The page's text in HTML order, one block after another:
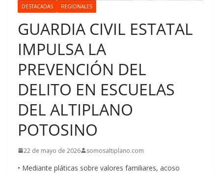
DESTACADAS REGIONALES
GUARDIA CIVIL ESTATAL
IMPULSA LA
PREVENCIÓN DEL
DELITO EN ESCUELAS
DEL ALTIPLANO
POTOSINO
22 de mayo de 2026 somosaltiplano.com
•⁠ ⁠⁠Mediante pláticas sobre valores familiares, acoso